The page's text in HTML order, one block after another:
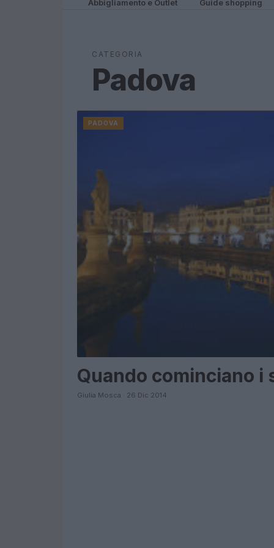
Abbigliamento e Outlet Guide shopping
CATEGORIA
Padova
PADOVA
Quando cominciano i
Giulia Mosca · 26 Dic 2014